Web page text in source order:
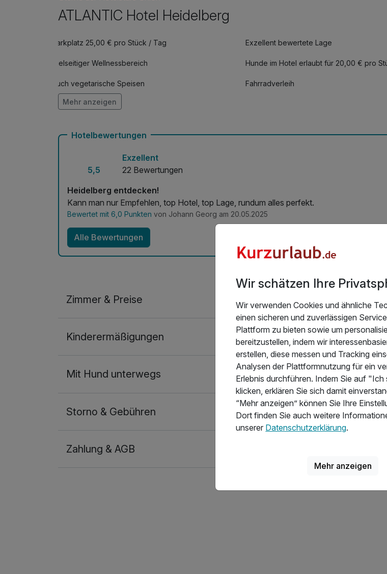
ATLANTIC Hotel Heidelberg
Parkplatz 25,00 € pro Stück / Tag Exzellent bewertete Lage
Vielseitiger Wellnessbereich Hunde im Hotel erlaubt für 20,00 € pro
Auch vegetarische Speisen Fahrradverleih
Fitnessgeräte stehen bereit
Mehr anzeigen
Hotelbewertungen
5,5
Exzellent
22 Bewertungen
Heidelberg entdecken!
Kann man nur Empfehlen, top Hotel, top Lage, rundum alles perfekt.
Bewertet mit 6,0 Punkten von Johann Georg am 20.05.2025
Alle Bewertungen
Zimmer & Preise
2 Erwachsene
Kinderermäßigungen
Mit Hund unterwegs
Storno & Gebühren
Zahlung & AGB
Wir schätzen Ihre
Wir verwenden Cookies und ähnliche
einen sicheren und zuverlässigen
Plattform zu bieten sowie um
bereitzustellen, indem wir
erstellen, diese messen und Tracking
Analysen der Plattformnutzung für ein
Erlebnis durchführen. Indem Sie auf "Ich
klicken, erklären Sie sich damit
“Mehr anzeigen” können Sie Ihre
Dort finden Sie auch weitere
unserer Datenschutzerklärung.
Mehr anzeigen